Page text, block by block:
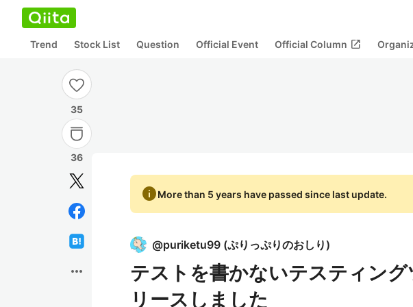
Trend Stock List Question Official Event Official Column open_in_new
35
36
more_horiz
infoMore than 5 years have passed since last update.
@puriketu99 (ぷりっぷりのおしり)
テストを書かないテスティン
リースしました